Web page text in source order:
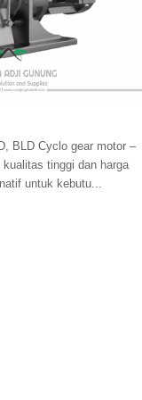
BLD Cyclo gear motor –
tinggi dan harga
untuk kebutu...